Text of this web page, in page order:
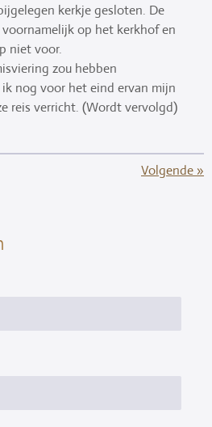
kerkje gesloten. De
op het kerkhof en
niet voor.
zou hebben
nog voor het eind ervan mijn
reis verricht. (Wordt vervolgd)
Volgende »